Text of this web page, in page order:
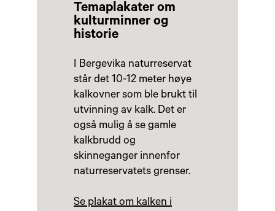
Temaplakater om
kulturminner og
historie
I Bergevika naturreservat
står det 10-12 meter høye
kalkovner som ble brukt til
utvinning av kalk. Det er
også mulig å se gamle
kalkbrudd og
skinneganger innenfor
naturreservatets grenser.
Se plakat om kalken i